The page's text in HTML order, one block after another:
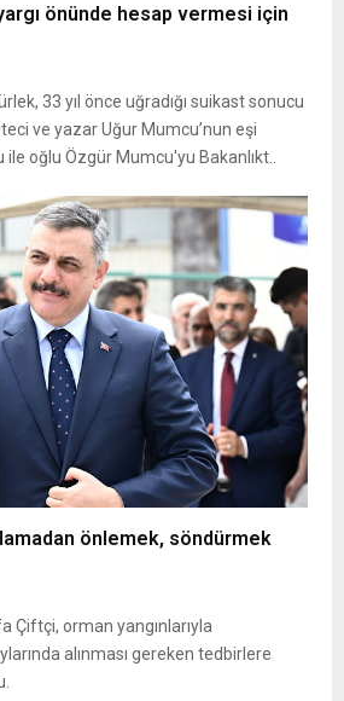
önünde hesap vermesi için
33 yıl önce uğradığı suikast sonucu
ve yazar Uğur Mumcu’nun eşi
oğlu Özgür Mumcu'yu Bakanlıkt..
önlemek, söndürmek
Çiftçi, orman yangınlarıyla
alınması gereken tedbirlere